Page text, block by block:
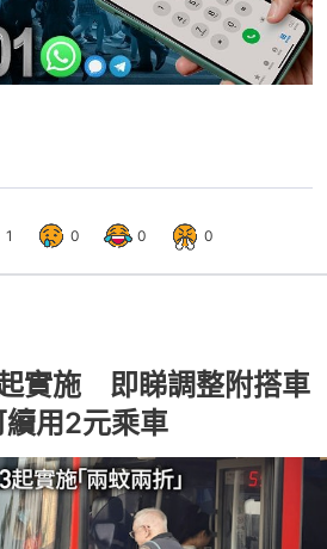
1 0 0 0
實施 即睇調整附搭車
用2元乘車